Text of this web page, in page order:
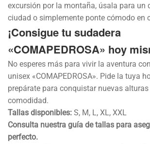
excursión por la montaña, úsala para un
ciudad o simplemente ponte cómodo en
¡Consigue tu sudadera
«COMAPEDROSA» hoy
No esperes más para vivir la aventura
unisex «COMAPEDROSA». Pide la tuya
prepárate para conquistar nuevas
comodidad.
Tallas disponibles: S, M, L, XL, XXL
Consulta nuestra guía de tallas para
perfecto.